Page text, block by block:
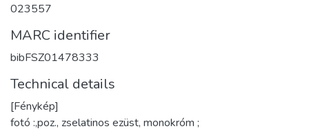
023557
MARC identifier
bibFSZ01478333
Technical details
[Fénykép]
fotó :,poz., zselatinos ezüst, monokróm ;